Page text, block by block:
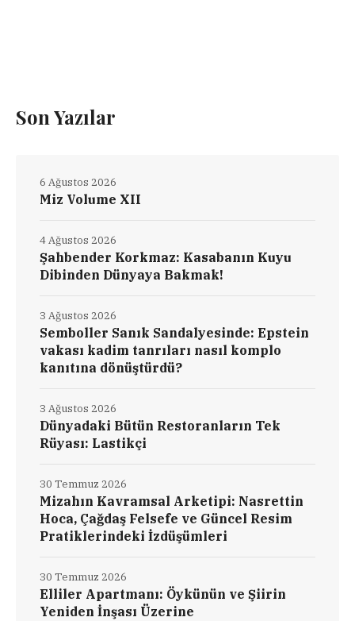
Son Yazılar
Miz Volume XII
6 Ağustos 2026
Şahbender Korkmaz: Kasabanın Kuyu
Dibinden Dünyaya Bakmak!
4 Ağustos 2026
Semboller Sanık Sandalyesinde: Epstein
vakası kadim tanrıları nasıl komplo
kanıtına dönüştürdü?
3 Ağustos 2026
Dünyadaki Bütün Restoranların Tek
Rüyası: Lastikçi
3 Ağustos 2026
Mizahın Kavramsal Arketipi: Nasrettin
Hoca, Çağdaş Felsefe ve Güncel Resim
Pratiklerindeki İzdüşümleri
30 Temmuz 2026
Elliler Apartmanı: Öykünün ve Şiirin
Yeniden İnşası Üzerine
30 Temmuz 2026